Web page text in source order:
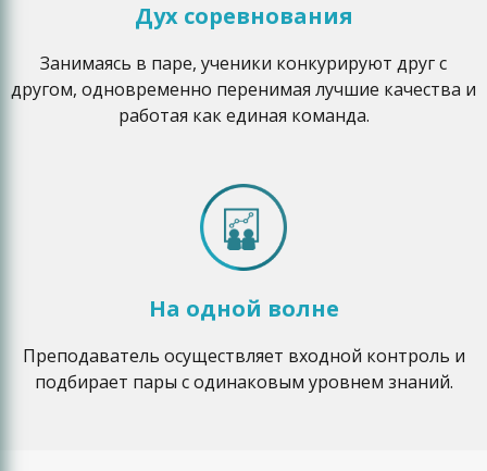
Дух соревнования
Занимаясь в паре, ученики конкурируют друг с
другом, одновременно перенимая лучшие качества и
работая как единая команда.
На одной волне
Преподаватель осуществляет входной контроль и
подбирает пары с одинаковым уровнем знаний.